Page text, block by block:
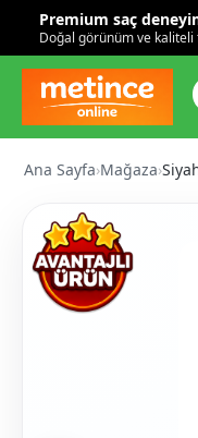
Premium saç
Doğal görünüm ve
Ana Sayfa›Mağaza›